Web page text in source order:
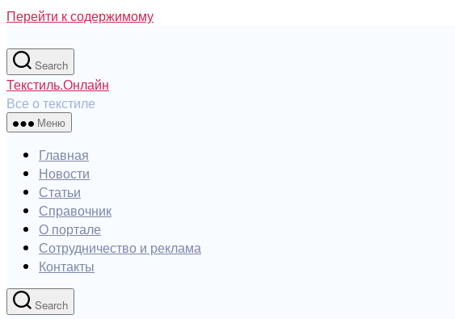
Перейти к содержимому
Search
Текстиль.Онлайн
Все о текстиле
Меню
Главная
Новости
Статьи
Справочник
О портале
Сотрудничество и реклама
Контакты
Search